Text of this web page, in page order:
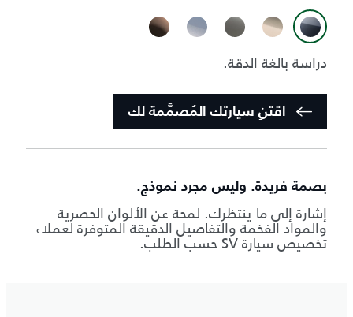
دراسة بالغة الدقة.
اقتنِ سيارتك المُصمَّمة لك
بصمة فريدة. وليس مجرد نموذج.
إشارة إلى ما ينتظرك. لمحة عن الألوان الحصرية
والمواد الفخمة والتفاصيل الدقيقة المتوفرة لعملاء
تخصيص سيارة SV حسب الطلب.